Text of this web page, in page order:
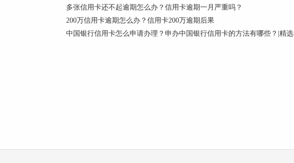
多张信用卡还不起逾期怎么办？信用卡逾期一月严重吗？
200万信用卡逾期怎么办？信用卡200万逾期后果
中国银行信用卡怎么申请办理？申办中国银行信用卡的方法有哪些？|精选